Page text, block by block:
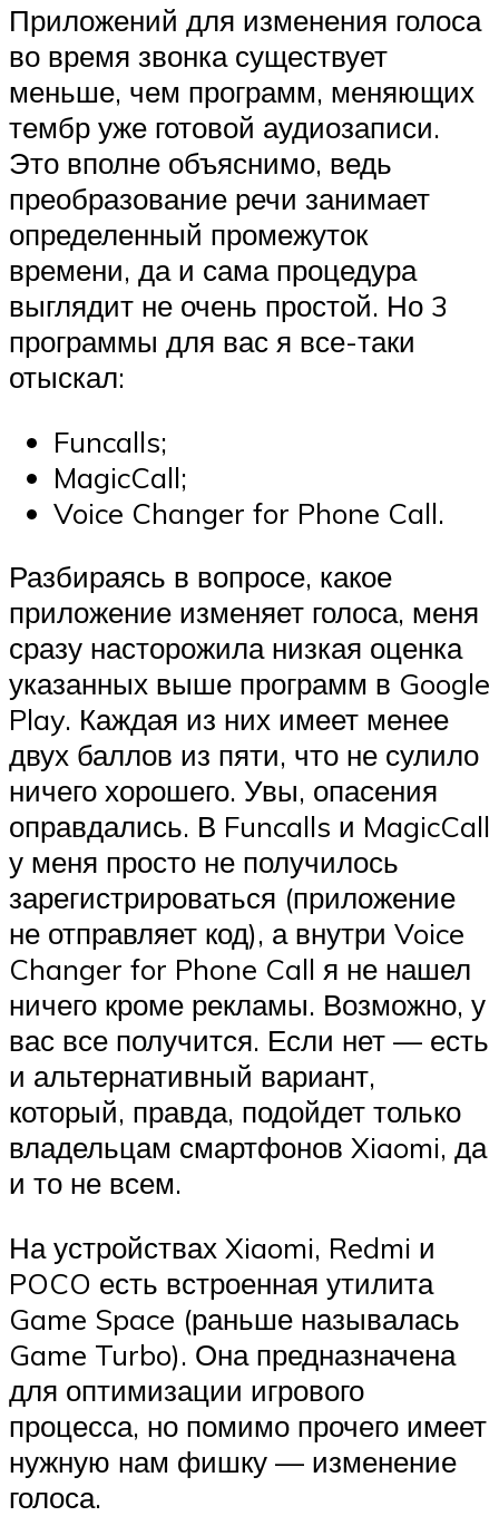
Приложений для изменения голоса
во время звонка существует
меньше, чем программ, меняющих
тембр уже готовой аудиозаписи.
Это вполне объяснимо, ведь
преобразование речи занимает
определенный промежуток
времени, да и сама процедура
выглядит не очень простой. Но 3
программы для вас я все-таки
отыскал:
Funcalls;
MagicCall;
Voice Changer for Phone Call.
Разбираясь в вопросе, какое
приложение изменяет голоса, меня
сразу насторожила низкая оценка
указанных выше программ в Google
Play. Каждая из них имеет менее
двух баллов из пяти, что не сулило
ничего хорошего. Увы, опасения
оправдались. В Funcalls и MagicCall
у меня просто не получилось
зарегистрироваться (приложение
не отправляет код), а внутри Voice
Changer for Phone Call я не нашел
ничего кроме рекламы. Возможно, у
вас все получится. Если нет — есть
и альтернативный вариант,
который, правда, подойдет только
владельцам смартфонов Xiaomi, да
и то не всем.
На устройствах Xiaomi, Redmi и
POCO есть встроенная утилита
Game Space (раньше называлась
Game Turbo). Она предназначена
для оптимизации игрового
процесса, но помимо прочего имеет
нужную нам фишку — изменение
голоса.